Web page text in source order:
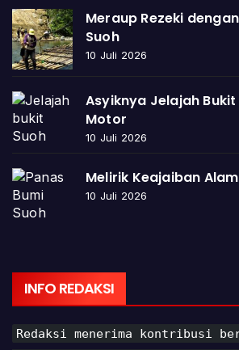
Meraup Rezeki
Suoh
10 Juli 2026
Asyiknya Jelajah
Motor
10 Juli 2026
Melirik Keajaiban
10 Juli 2026
INFO REDAKSI
Redaksi menerima kontribusi